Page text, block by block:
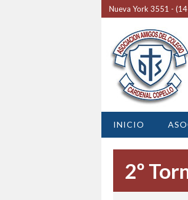
Nueva York 3551 -
INICIO
2º